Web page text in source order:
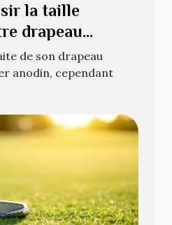
la taille
drapeau
de son drapeau
anodin, cependant